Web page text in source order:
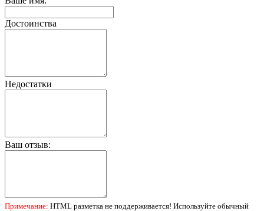
Достоинства
Недостатки
Ваш отзыв:
Примечание: HTML разметка не поддерживается! Используйте обычный